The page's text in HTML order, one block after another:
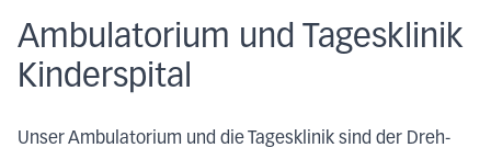
Ambulatorium und Tagesklinik
Kinderspital
Unser Ambulatorium und die Tagesklinik sind der Dreh-